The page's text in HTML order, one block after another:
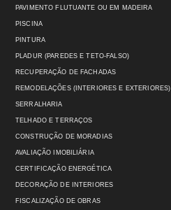
PAVIMENTO FLUTUANTE OU EM MADEIRA
PISCINA
PINTURA
PLADUR (PAREDES E TETO-FALSO)
RECUPERAÇÃO DE FACHADAS
REMODELAÇÕES (INTERIORES E EXTERIORES)
SERRALHARIA
TELHADO E TERRAÇOS
CONSTRUÇÃO DE MORADIAS
AVALIAÇÃO IMOBILIÁRIA
CERTIFICAÇÃO ENERGÉTICA
DECORAÇÃO DE INTERIORES
FISCALIZAÇÃO DE OBRAS